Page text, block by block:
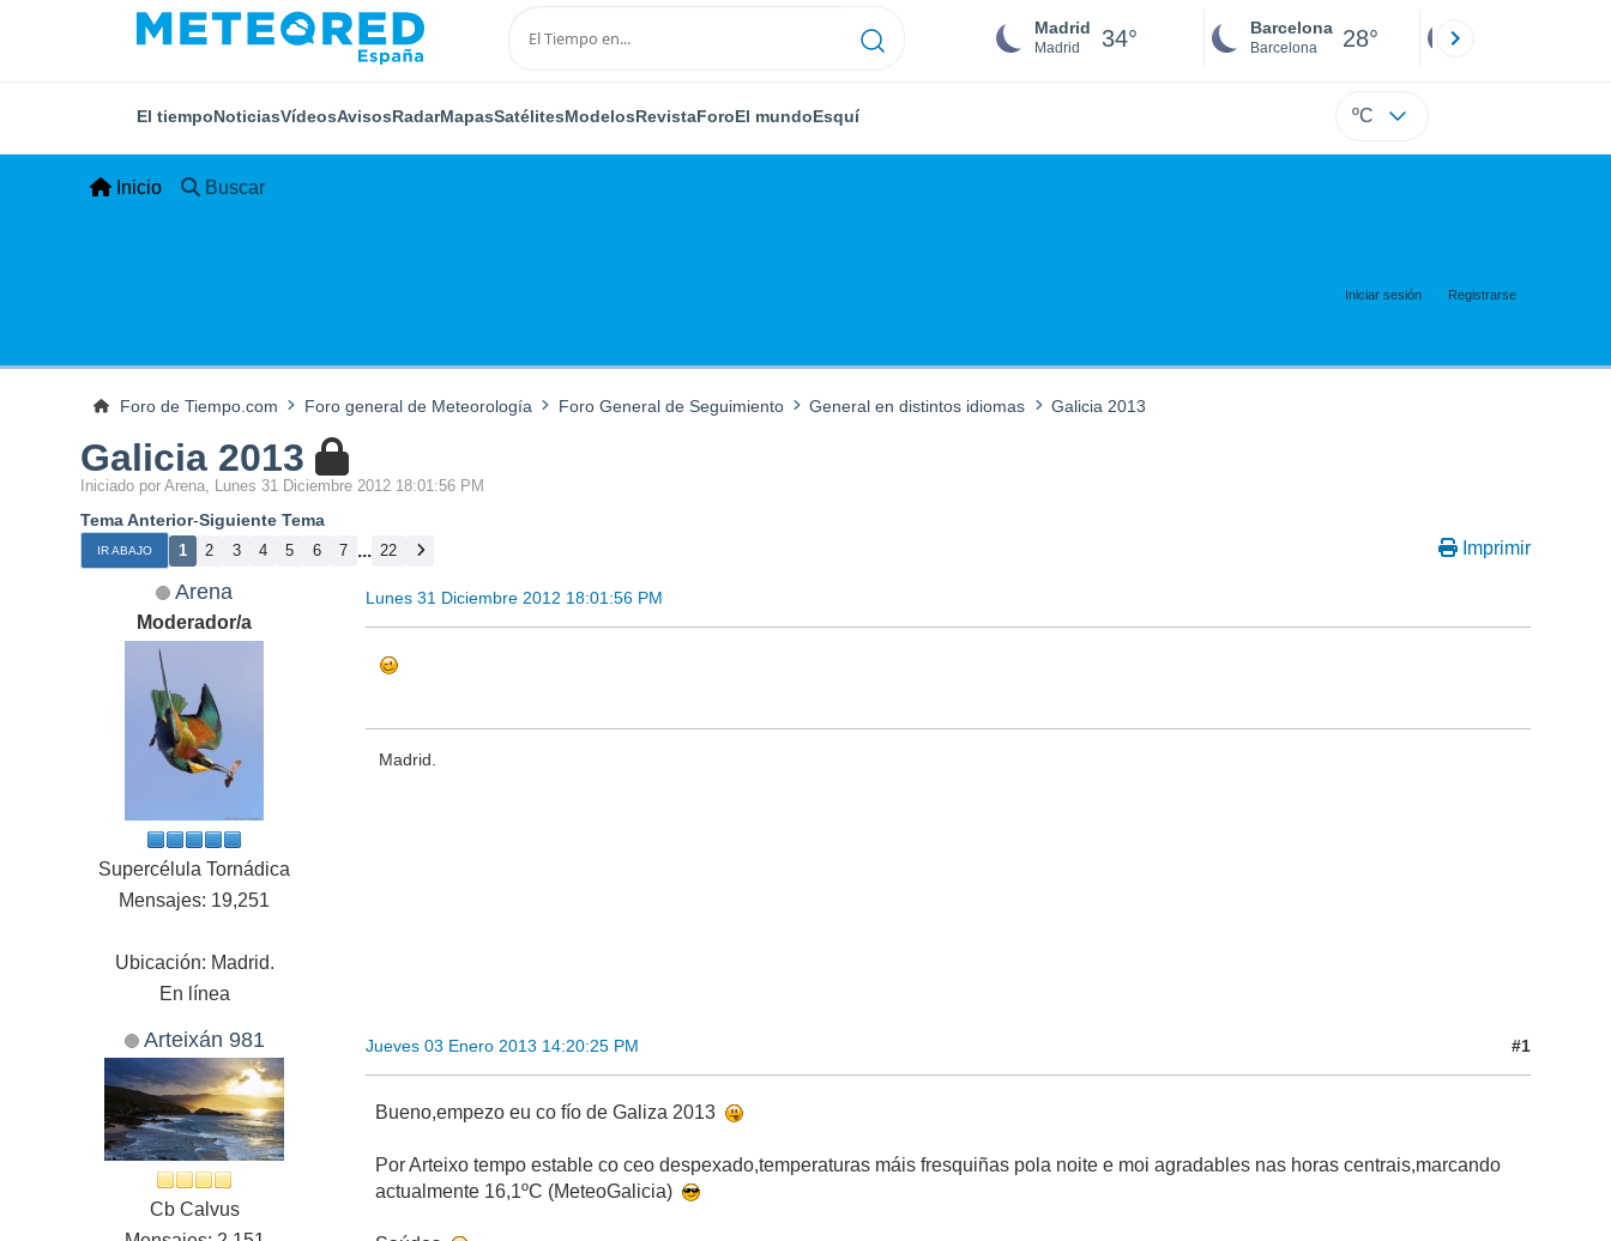
Madrid
Madrid 34° Barcelona
Barcelona 28°
El tiempoNoticiasVídeosAvisosRadarMapasSatélitesModelosRevistaForoEl mundoEsquí ºC
Inicio Buscar
Iniciar sesión Registrarse
Foro de Tiempo.com Foro general de Meteorología Foro General de Seguimiento General en distintos idiomas Galicia 2013
Galicia 2013
Iniciado por Arena, Lunes 31 Diciembre 2012 18:01:56 PM
Tema Anterior-Siguiente Tema
IR ABAJO 1 2 3 4 5 6 7 ... 22 Imprimir
Arena
Moderador/a
Supercélula Tornádica
Mensajes: 19,251
Ubicación: Madrid.
En línea
Lunes 31 Diciembre 2012 18:01:56 PM
Madrid.
Arteixán 981
Cb Calvus
Jueves 03 Enero 2013 14:20:25 PM #1
Bueno,empezo eu co fío de Galiza 2013
Por Arteixo tempo estable co ceo despexado,temperaturas máis fresquiñas pola noite e moi agradables nas horas centrais,marcando
actualmente 16,1ºC (MeteoGalicia)